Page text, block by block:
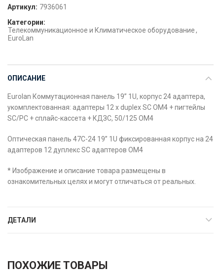
Артикул: 7936061
Категории:
Телекоммуникационное и Климатическое оборудование,
EuroLan
ОПИСАНИЕ
Eurolan Коммутационная панель 19” 1U, корпус 24 адаптера,
укомплектованная: адаптеры 12 x duplex SC OM4 + пигтейлы
SC/PC + сплайс-кассета + КДЗС, 50/125 OM4
Оптическая панель 47C-24 19” 1U фиксированная корпус на 24
адаптеров 12 дуплекс SC адаптеров OM4
* Изображение и описание товара размещены в
ознакомительных целях и могут отличаться от реальных.
ДЕТАЛИ
ПОХОЖИЕ ТОВАРЫ